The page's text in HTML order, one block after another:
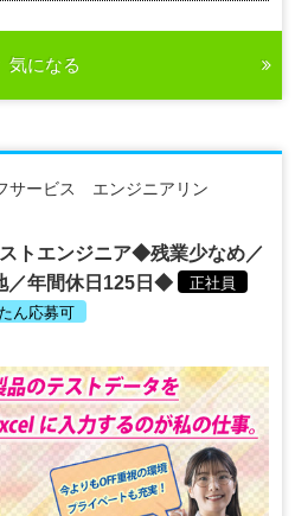
気になる
サービス エンジニアリン
トエンジニア◆残業少なめ／
／年間休日125日◆
正社員
ん応募可